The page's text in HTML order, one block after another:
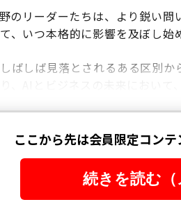
のリーダーたちは、より鋭い
、いつ本格的に影響を及ぼし始
ばしば見落とされるある区別